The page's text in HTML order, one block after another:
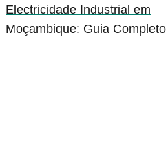
Electricidade Industrial em
Moçambique: Guia Completo